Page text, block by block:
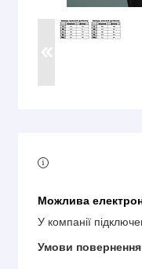
У компанії